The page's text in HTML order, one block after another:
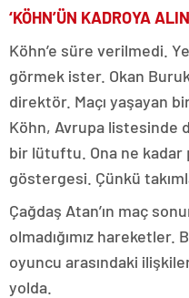
‘KÖHN’ÜN KADROYA
Köhn’e süre verilmedi.
görmek ister. Okan
direktör. Maçı yaşayan
Köhn, Avrupa listesinde
bir lütuftu. Ona ne kadar
göstergesi. Çünkü
Çağdaş Atan’ın maç
olmadığımız hareketler.
oyuncu arasındaki
yolda.